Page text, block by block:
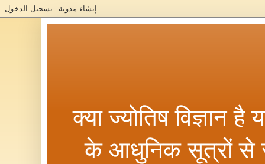
क्या ज्योतिष विज्ञान
के आधुनिक सूत्रों से